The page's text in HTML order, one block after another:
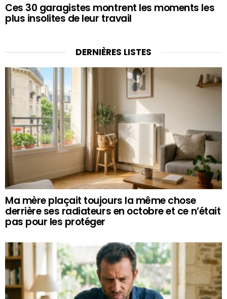
Ces 30 garagistes montrent les moments les
plus insolites de leur travail
DERNIÈRES LISTES
Ma mère plaçait toujours la même chose
derrière ses radiateurs en octobre et ce n’était
pas pour les protéger